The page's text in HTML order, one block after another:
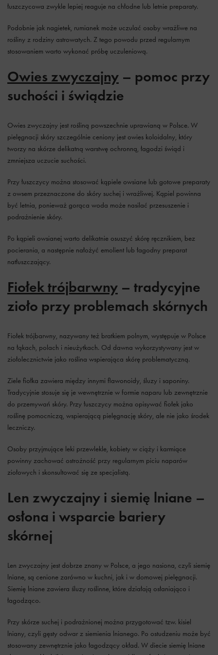
łuszczycowa zwykle lepiej reaguje na chłodne lub letnie preparaty.
Podobnie jak nagietek, rumianek może uczulać osoby wrażliwe na
rośliny z rodziny astrowatych. Z tego powodu przed regularnym
stosowaniem warto wykonać próbę uczuleniową.
Owies zwyczajny – pomoc przy
suchości i świądzie
Owies zwyczajny jest rośliną powszechnie uprawianą w Polsce. W
pielęgnacji skóry szczególnie ceniony jest owies koloidalny, który
tworzy na skórze delikatną warstwę ochronną, łagodzi świąd i
zmniejsza uczucie suchości.
Przy łuszczycy można stosować kąpiele owsiane lub gotowe preparaty
z owsem przeznaczone do skóry suchej i wrażliwej. Kąpiel powinna
być letnia, ponieważ gorąca woda może nasilać przesuszenie i
podrażnienie skóry.
Po kąpieli owsianej warto delikatnie osuszyć skórę ręcznikiem, bez
pocierania, a następnie nałożyć emolient lub łagodny preparat
natłuszczający.
Fiołek trójbarwny – tradycyjne
zioło przy problemach skórnych
Fiołek trójbarwny, nazywany też bratkiem polnym, występuje w Polsce
na łąkach, polach i nieużytkach. Od dawna wykorzystywany jest w
ziołolecznictwie jako roślina wspierająca skórę problematyczną.
Ziele fiołka zawiera między innymi flawonoidy, śluzy i saponiny.
Tradycyjnie stosuje się je wewnętrznie w formie naparu lub zewnętrznie
do przemywań skóry. Przy łuszczycy można opisywać fiołek jako
roślinę pomocniczą, wspierającą pielęgnację skóry, ale nie jako środek
leczniczy.
Osoby przyjmujące leki przewlekle, kobiety w ciąży i karmiące
powinny zachować ostrożność przy regularnym piciu naparów
ziołowych i skonsultować się ze specjalistą.
Len zwyczajny i siemię lniane –
osłona i wsparcie bariery
skórnej
Len zwyczajny jest dobrze znany w Polsce, a jego nasiona, czyli siemię
lniane, są cenione zarówno w kuchni, jak i w domowej pielęgnacji.
Siemię lniane zawiera śluzy roślinne, które działają osłaniająco i
łagodząco.
Przy skórze suchej i podrażnionej można przygotować tzw. kisiel
lniany, czyli gęsty odwar z siemienia lnianego. Po ostudzeniu może być
stosowany zewnętrznie jako łagodzący okład. W diecie siemię lniane